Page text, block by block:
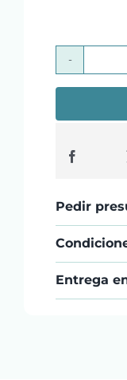
Pedir
Entrega